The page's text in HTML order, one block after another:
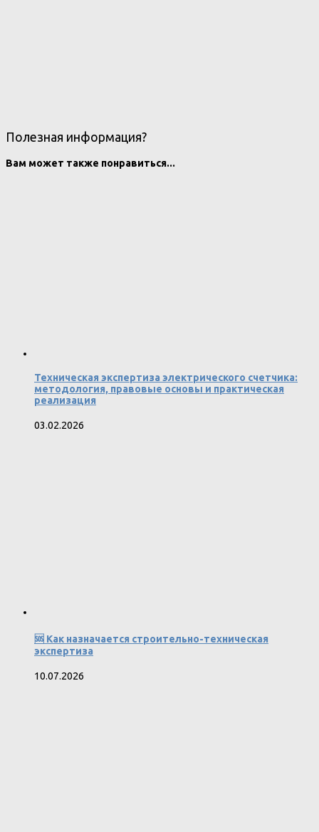
Полезная информация?
Вам может также понравиться...
Техническая экспертиза электрического счетчика:
методология, правовые основы и практическая
реализация
03.02.2026
🆘 Как назначается строительно-техническая
экспертиза
10.07.2026